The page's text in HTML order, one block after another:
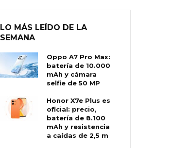
LO MÁS LEÍDO DE LA
SEMANA
Oppo A7 Pro Max:
batería de 10.000
mAh y cámara
selfie de 50 MP
Honor X7e Plus es
oficial: precio,
batería de 8.100
mAh y resistencia
a caídas de 2,5 m